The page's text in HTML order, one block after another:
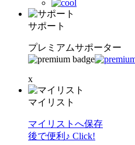
サポート
プレミアムサポーター
x
マイリスト
マイリストへ保存
後で便利♪ Click!